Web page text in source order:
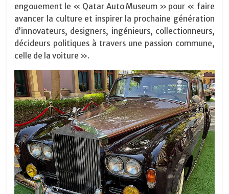
engouement le « Qatar Auto Museum » pour « faire
avancer la culture et inspirer la prochaine génération
d’innovateurs, designers, ingénieurs, collectionneurs,
décideurs politiques à travers une passion commune,
celle de la voiture ».